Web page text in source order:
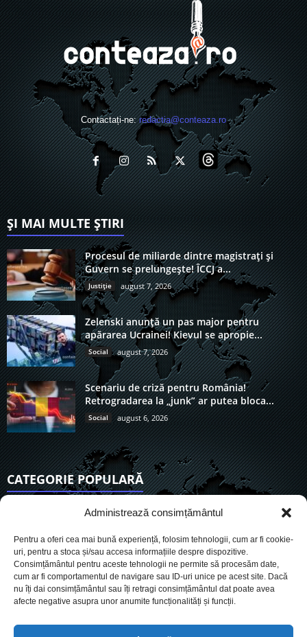
Administrează consimțământul
Pentru a oferi cea mai bună experiență, folosim tehnologii, cum ar fi cookie-
uri, pentru a stoca și/sau accesa informațiile despre dispozitive.
Consimțământul pentru aceste tehnologii ne permite să procesăm date,
cum ar fi comportamentul de navigare sau ID-uri unice pe acest site. Dacă
nu îți dai consimțământul sau îți retragi consimțământul dat poate avea
afecte negative asupra unor anumite funcționalități și funcții.
Contactați-ne:redactia@conteaza.ro
ȘI MAI MULTE ȘTIRI
Procesul de miliarde dintre magistrați și
Guvern se prelungește! ÎCCJ a...
Justiție august 7, 2026
Zelenski anunță un pas major pentru
apărarea Ucrainei! Kievul se apropie...
Social august 7, 2026
Scenariu de criză pentru România!
Retrogradarea la „junk” ar putea bloca...
Social august 6, 2026
CATEGORIE POPULARĂ
6903
Social
Politic
Economie
559